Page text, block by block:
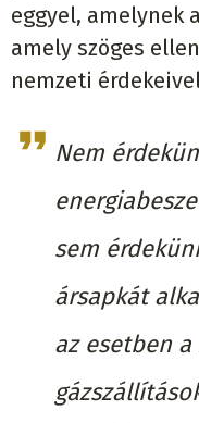
eggyel, amelynek
amely szöges
nemzeti
Nem
sem
ársapkát
az esetben a